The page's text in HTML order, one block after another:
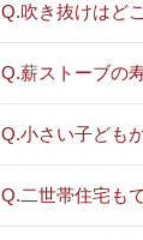
Q.吹き抜けはど
Q.薪ストーブの
Q.小さい子ども
Q.二世帯住宅も